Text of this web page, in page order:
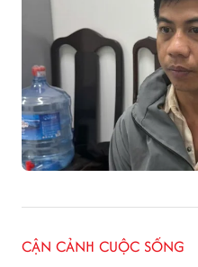
CẬN CẢNH CUỘC SỐNG